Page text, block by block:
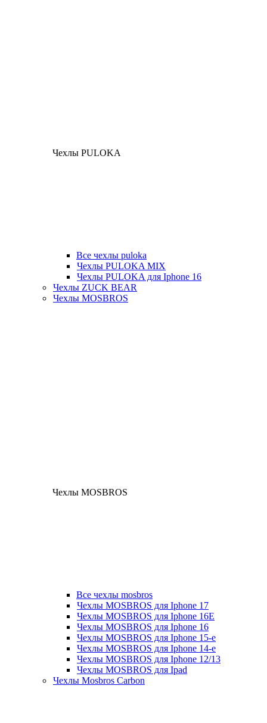
Чехлы PULOKA
Все чехлы puloka
Чехлы PULOKA MIX
Чехлы PULOKA для Iphone 16
Чехлы ZUCK BEAR
Чехлы MOSBROS
Чехлы MOSBROS
Все чехлы mosbros
Чехлы MOSBROS для Iphone 17
Чехлы MOSBROS для Iphone 16E
Чехлы MOSBROS для Iphone 16
Чехлы MOSBROS для Iphone 15-е
Чехлы MOSBROS для Iphone 14-е
Чехлы MOSBROS для Iphone 12/13
Чехлы MOSBROS для Ipad
Чехлы Mosbros Carbon